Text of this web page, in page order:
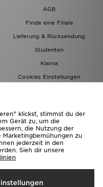
AGB
Finde eine Filiale
Lieferung & Rücksendung
Studenten
Klarna
Cookies Einstellungen
Nach
klickst, stimmst du der
Gerät zu, um die
die Nutzung der
Marketingbemühungen zu
jederzeit in den
Sieh dir unsere